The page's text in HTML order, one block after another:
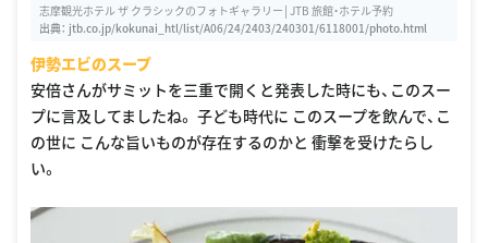
志摩観光ホテル ザ クラシックのフォトギャラリー│JTB 旅館・ホテル予約
出典： jtb.co.jp/kokunai_htl/list/A06/24/2403/240301/6118001/photo.html
伊勢エビのスープ
安倍さんがサミットを三重で開くと発表した時にも、このスー
プに言及してましたね。 子ども時代に このスープを飲んで、こ
の世に こんな旨いものが存在するのかと 衝撃を受けたらし
い。